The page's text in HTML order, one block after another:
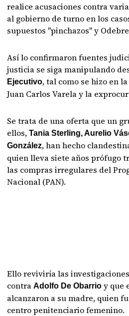
realice acusaciones contra
al gobierno de turno en los
supuestos "pinchazos" y
Así lo confirmaron fuentes
justicia se siga manipulando
Ejecutivo, tal como se hizo en
Juan Carlos Varela y la
Se trata de una oferta que un
ellos,Tania Sterling, Aurelio
González, han hecho
quien lleva siete años prófugo
las compras irregulares del
Nacional (PAN).
Ello reviviría las
contraAdolfo De Obarrio y que
alcanzaron a su madre, quien
centro penitenciario femenino.